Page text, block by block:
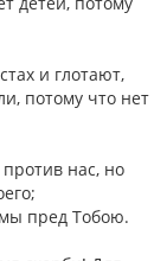
и глотают,
потому что нет
нас, но
пред Тобою.